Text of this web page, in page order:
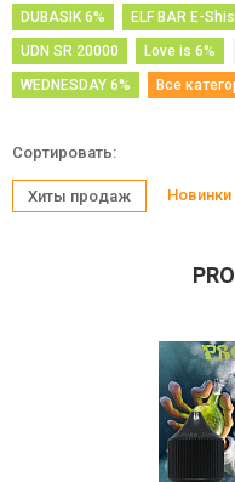
DUBASIK 6%
ELF BAR E-
UDN SR 20000
Love is 6%
WEDNESDAY 6%
Все
Сортировать:
Хиты продаж Новинки